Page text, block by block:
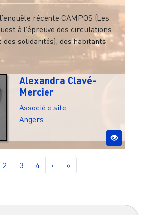
récente CAMPOS (Les
à l’épreuve des circulations
solidarités), des habitants
Alexandra Clavé-
Mercier
Associé.e site
Angers
courante
Page
2 Page
3 Page
4 Page suivante
› Dernière page
»